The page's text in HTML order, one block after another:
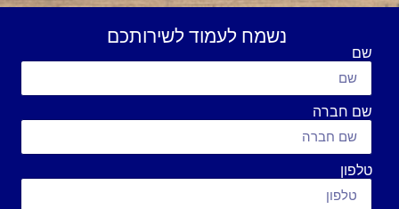
נשמח לעמוד לשירותכם
שם
שם חברה
טלפון